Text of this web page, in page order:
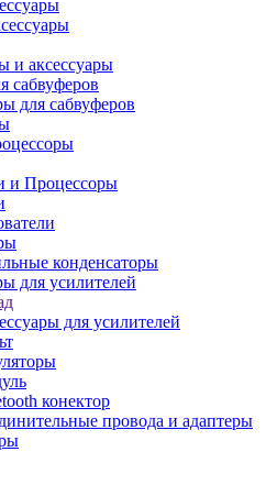
и аксессуары
сабвуферов
для сабвуферов
и Процессоры
конденсаторы
для усилителей
для усилителей
конектор
провода и адаптеры